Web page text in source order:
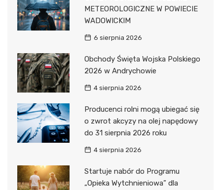
METEOROLOGICZNE W POWIECIE
WADOWICKIM
6 sierpnia 2026
Obchody Święta Wojska Polskiego
2026 w Andrychowie
4 sierpnia 2026
Producenci rolni mogą ubiegać się
o zwrot akcyzy na olej napędowy
do 31 sierpnia 2026 roku
4 sierpnia 2026
Startuje nabór do Programu
„Opieka Wytchnieniowa” dla